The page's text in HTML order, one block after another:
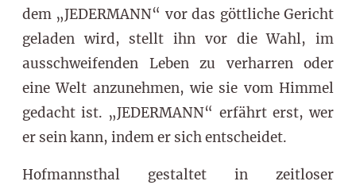
dem „JEDERMANN“ vor das göttliche Gericht
geladen wird, stellt ihn vor die Wahl, im
ausschweifenden Leben zu verharren oder
eine Welt anzunehmen, wie sie vom Himmel
gedacht ist. „JEDERMANN“ erfährt erst, wer
er sein kann, indem er sich entscheidet.
Hofmannsthal gestaltet in zeitloser